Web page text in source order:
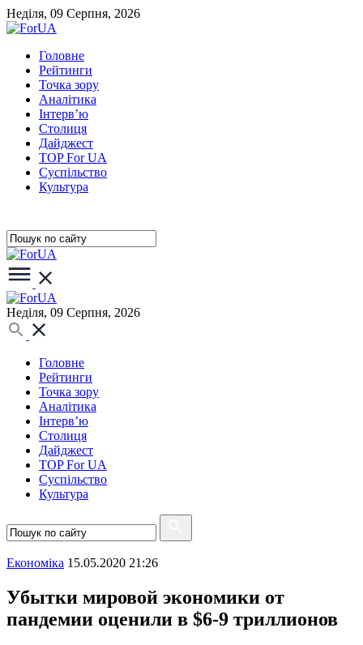
Неділя, 09 Серпня, 2026
Головне
Рейтинги
Точка зору
Аналітика
Інтерв’ю
Столиця
Дайджест
TOP For UA
Суспiльство
Культура
Неділя, 09 Серпня, 2026
Головне
Рейтинги
Точка зору
Аналітика
Інтерв’ю
Столиця
Дайджест
TOP For UA
Суспiльство
Культура
Економіка 15.05.2020 21:26
Убытки мировой экономики от
пандемии оценили в $6-9 триллионов